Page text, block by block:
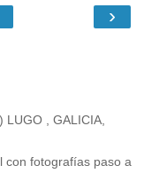
›
, GALICIA,
con fotografías paso a